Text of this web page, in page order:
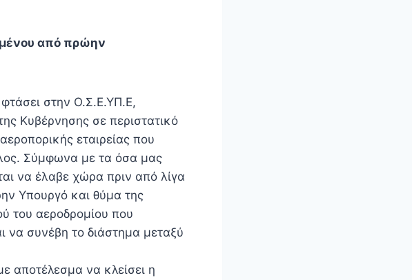
από πρώην
φτάσει στην Ο.Σ.Ε.ΥΠ.Ε,
Κυβέρνησης σε περιστατικό
εταιρείας που
Σύμφωνα με τα όσα μας
να έλαβε χώρα πριν από λίγα
Υπουργό και θύμα της
του αεροδρομίου που
να συνέβη το διάστημα μεταξύ
αποτέλεσμα να κλείσει η